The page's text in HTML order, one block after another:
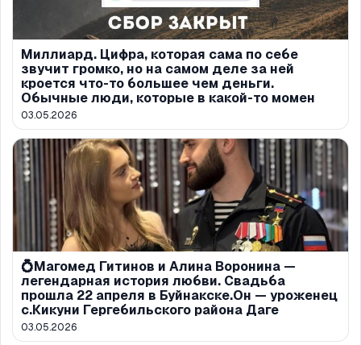
Миллиард. Цифра, которая сама по себе
звучит громко, но на самом деле за ней
кроется что-то большее чем деньги.
Обычные люди, которые в какой-то момен
03.05.2026
💍Магомед Гитинов и Алина Воронина —
легендарная история любви. Свадьба
прошла 22 апреля в Буйнакске.Он — уроженец
с.Кикуни Гергебильского района Даге
03.05.2026